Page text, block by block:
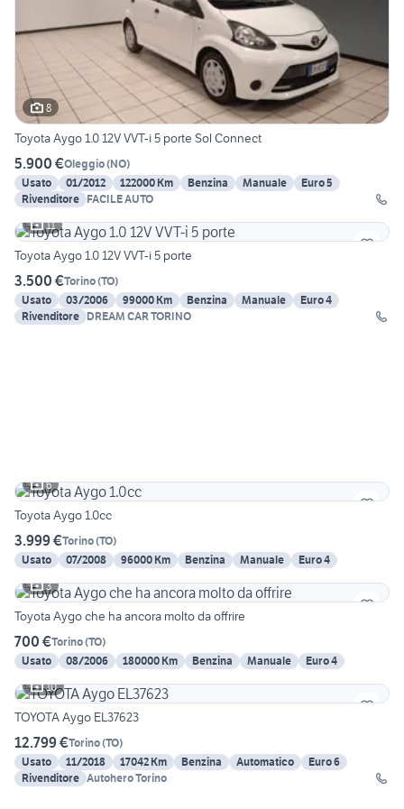
8
Toyota Aygo 1.0 12V VVT-i 5 porte Sol Connect
5.900 €Oleggio(NO)
Usato
01/2012 122000 Km Benzina Manuale
Euro 5
Rivenditore FACILE AUTO
11
Toyota Aygo 1.0 12V VVT-i 5 porte
3.500 €Torino(TO)
Usato
03/2006 99000 Km Benzina Manuale
Euro 4
Rivenditore DREAM CAR TORINO
6
Toyota Aygo 1.0cc
3.999 €Torino(TO)
Usato
07/2008 96000 Km Benzina Manuale
Euro 4
3
Toyota Aygo che ha ancora molto da offrire
700 €Torino(TO)
Usato
08/2006 180000 Km Benzina Manuale
Euro 4
10
TOYOTA Aygo EL37623
12.799 €Torino(TO)
Usato
11/2018 17042 Km Benzina Automatico
Euro 6
Rivenditore Autohero Torino